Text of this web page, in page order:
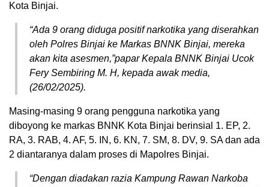
Kota Binjai.
“Ada 9 orang diduga positif narkotika yang diserahkan
oleh Polres Binjai ke Markas BNNK Binjai, mereka
akan kita asesmen,”papar Kepala BNNK Binjai Ucok
Fery Sembiring M. H, kepada awak media,
(26/02/2025).
Masing-masing 9 orang pengguna narkotika yang
diboyong ke markas BNNK Kota Binjai berinsial 1. EP, 2.
RA, 3. ⁠RAB, 4. AF, 5. IN, 6. ⁠KN, 7. SM, 8. ⁠DV, 9. ⁠SA dan ada
2 diantaranya dalam proses di Mapolres Binjai.
“Dengan diadakan razia Kampung Rawan Narkoba